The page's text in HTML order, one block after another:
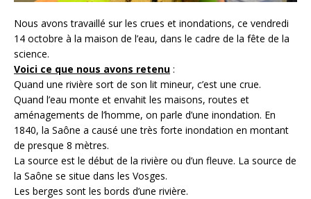
Nous avons travaillé sur les crues et inondations, ce vendredi
14 octobre à la maison de l’eau, dans le cadre de la fête de la
science.
Voici ce que nous avons retenu :
Quand une rivière sort de son lit mineur, c’est une crue.
Quand l’eau monte et envahit les maisons, routes et
aménagements de l’homme, on parle d’une inondation. En
1840, la Saône a causé une très forte inondation en montant
de presque 8 mètres.
La source est le début de la rivière ou d’un fleuve. La source de
la Saône se situe dans les Vosges.
Les berges sont les bords d’une rivière.